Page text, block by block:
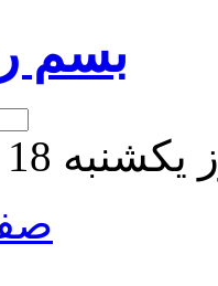
بسم
18 مرداد 1405